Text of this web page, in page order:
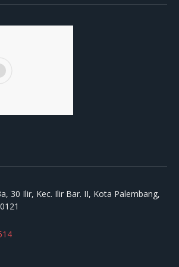
30 Ilir, Kec. Ilir Bar. II, Kota Palembang,